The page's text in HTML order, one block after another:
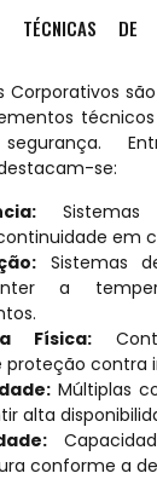
TÉCNICAS
Corporativos
se:
Sistemas
em
Sistemas
a
Física:
proteção contra
Múltiplas
alta
conforme a